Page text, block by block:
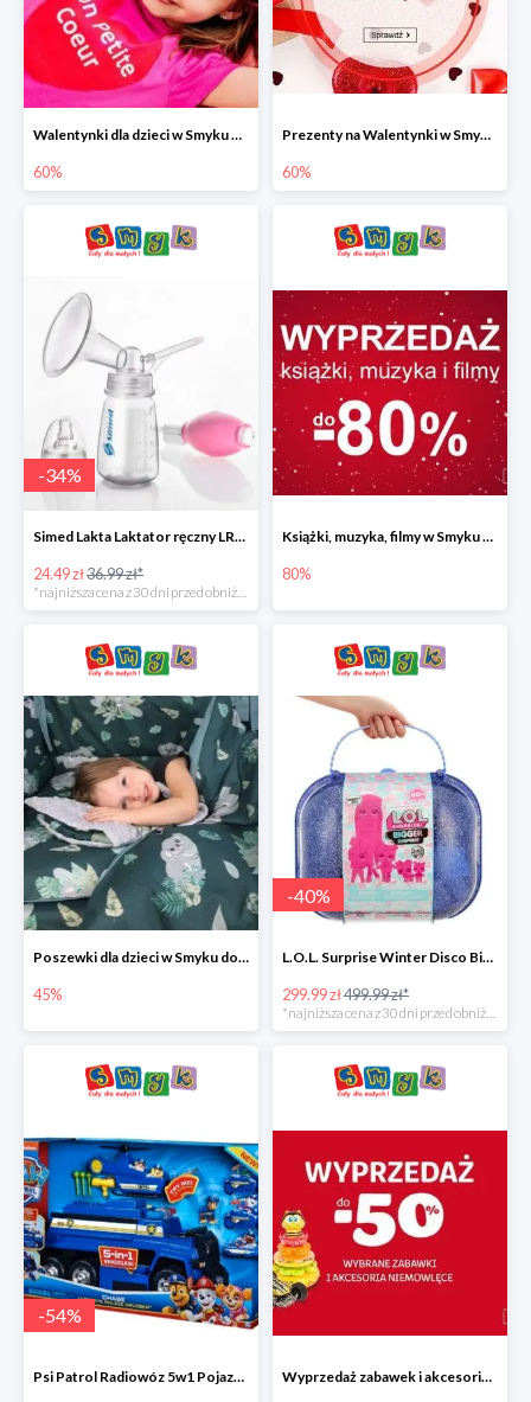
Walentynki dla dzieci w Smyku do -60%
60%
Prezenty na Walentynki w Smyku do -60%
60%
-34%
Simed Lakta Laktator ręczny LR-8 -34%
24.49 zł36.99 zł*
*najniższa cena z 30 dni przed obniżką
Książki, muzyka, filmy w Smyku do -80%
80%
Poszewki dla dzieci w Smyku do -45%
45%
-40%
L.O.L. Surprise Winter Disco Bigger Surprise Zestaw laleczek w walizce -40%
299.99 zł499.99 zł*
-54%
Psi Patrol Radiowóz 5w1 Pojazd ratunkowy z figurką Chase'a Wyprzedaż zabawek i akcesoriów niemowlęcych w Smyku do -50%